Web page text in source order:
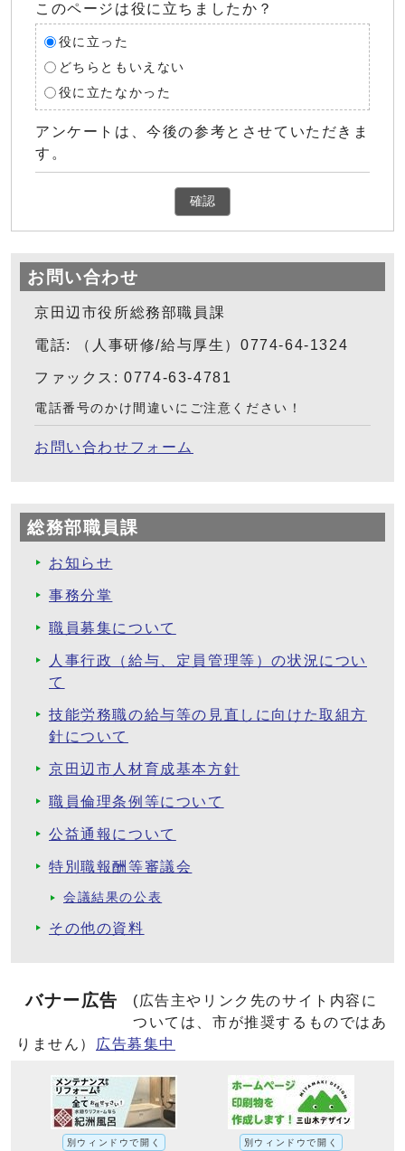
このページは役に立ちましたか？
役に立った
どちらともいえない
役に立たなかった
アンケートは、今後の参考とさせていただきま
す。
確認
お問い合わせ
京田辺市役所総務部職員課
電話: （人事研修/給与厚生）0774-64-1324
ファックス: 0774-63-4781
電話番号のかけ間違いにご注意ください！
お問い合わせフォーム
総務部職員課
お知らせ
事務分掌
職員募集について
人事行政（給与、定員管理等）の状況につい
て
技能労務職の給与等の見直しに向けた取組方
針について
京田辺市人材育成基本方針
職員倫理条例等について
公益通報について
特別職報酬等審議会
会議結果の公表
その他の資料
バナー広告
(広告主やリンク先のサイト内容に
ついては、市が推奨するものではあ
りません）
広告募集中
別ウィンドウで開く 別ウィンドウで開く